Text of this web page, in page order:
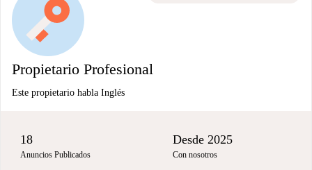
Propietario Profesional
Este propietario habla Inglés
18
Anuncios Publicados
Desde 2025
Con nosotros